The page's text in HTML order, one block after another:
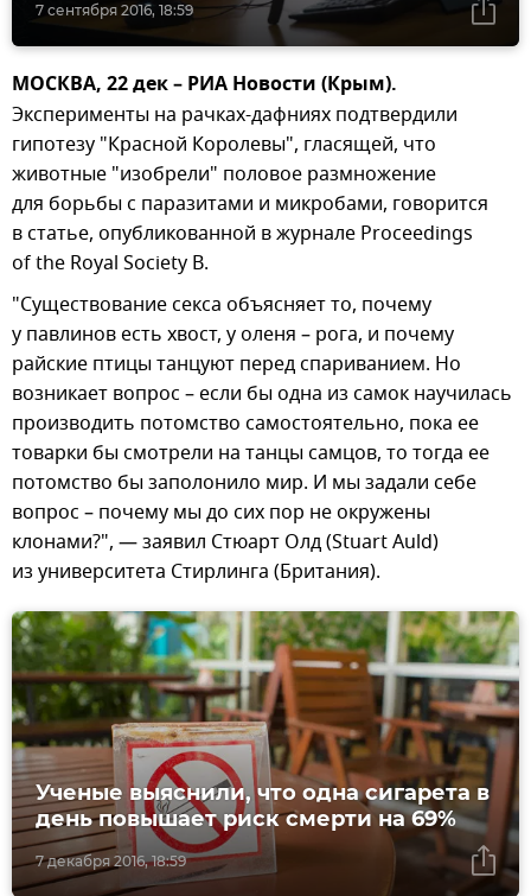
7 сентября 2016, 18:59
МОСКВА, 22 дек – РИА Новости (Крым).
Эксперименты на рачках-дафниях подтвердили
гипотезу "Красной Королевы", гласящей, что
животные "изобрели" половое размножение
для борьбы с паразитами и микробами, говорится
в статье, опубликованной в журнале Proceedings
of the Royal Society B.
"Существование секса объясняет то, почему
у павлинов есть хвост, у оленя – рога, и почему
райские птицы танцуют перед спариванием. Но
возникает вопрос – если бы одна из самок научилась
производить потомство самостоятельно, пока ее
товарки бы смотрели на танцы самцов, то тогда ее
потомство бы заполонило мир. И мы задали себе
вопрос – почему мы до сих пор не окружены
клонами?", — заявил Стюарт Олд (Stuart Auld)
из университета Стирлинга (Британия).
7 декабря 2016, 18:59
Ученые выяснили, что одна сигарета в
день повышает риск смерти на 69%